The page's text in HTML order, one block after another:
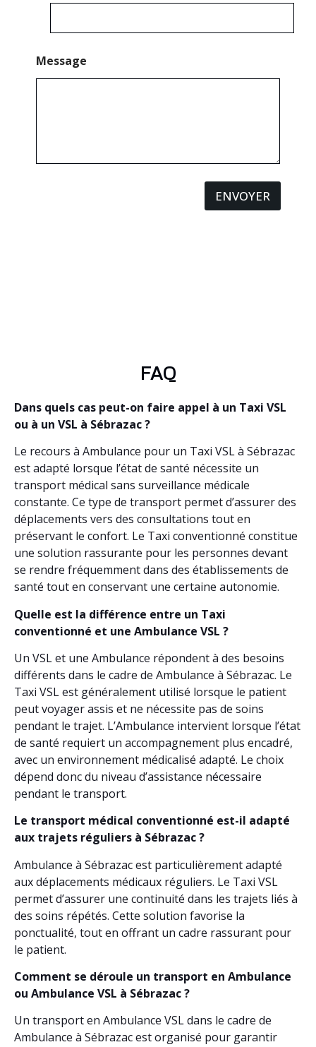
Message
ENVOYER
FAQ
Dans quels cas peut-on faire appel à un Taxi VSL
ou à un VSL à Sébrazac ?
Le recours à Ambulance pour un Taxi VSL à Sébrazac
est adapté lorsque l’état de santé nécessite un
transport médical sans surveillance médicale
constante. Ce type de transport permet d’assurer des
déplacements vers des consultations tout en
préservant le confort. Le Taxi conventionné constitue
une solution rassurante pour les personnes devant
se rendre fréquemment dans des établissements de
santé tout en conservant une certaine autonomie.
Quelle est la différence entre un Taxi
conventionné et une Ambulance VSL ?
Un VSL et une Ambulance répondent à des besoins
différents dans le cadre de Ambulance à Sébrazac. Le
Taxi VSL est généralement utilisé lorsque le patient
peut voyager assis et ne nécessite pas de soins
pendant le trajet. L’Ambulance intervient lorsque l’état
de santé requiert un accompagnement plus encadré,
avec un environnement médicalisé adapté. Le choix
dépend donc du niveau d’assistance nécessaire
pendant le transport.
Le transport médical conventionné est-il adapté
aux trajets réguliers à Sébrazac ?
Ambulance à Sébrazac est particulièrement adapté
aux déplacements médicaux réguliers. Le Taxi VSL
permet d’assurer une continuité dans les trajets liés à
des soins répétés. Cette solution favorise la
ponctualité, tout en offrant un cadre rassurant pour
le patient.
Comment se déroule un transport en Ambulance
ou Ambulance VSL à Sébrazac ?
Un transport en Ambulance VSL dans le cadre de
Ambulance à Sébrazac est organisé pour garantir